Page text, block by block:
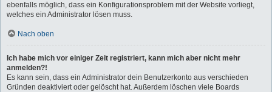
ebenfalls möglich, dass ein Konfigurationsproblem mit der Website vorliegt,
welches ein Administrator lösen muss.
Nach oben
Ich habe mich vor einiger Zeit registriert, kann mich aber nicht mehr
anmelden?!
Es kann sein, dass ein Administrator dein Benutzerkonto aus verschieden
Gründen deaktiviert oder gelöscht hat. Außerdem löschen viele Boards